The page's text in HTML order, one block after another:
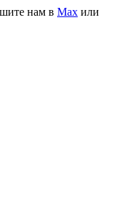
нам в Мах или